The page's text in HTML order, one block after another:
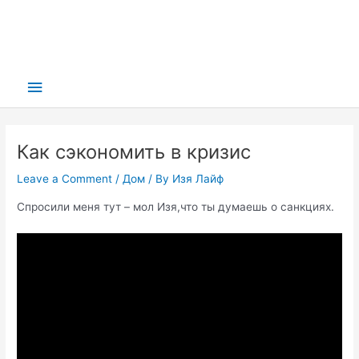
Main
Как сэкономить в кризис
Leave a Comment /Дом / By Изя Лайф
Спросили меня тут – мол Изя,что ты думаешь о санкциях.